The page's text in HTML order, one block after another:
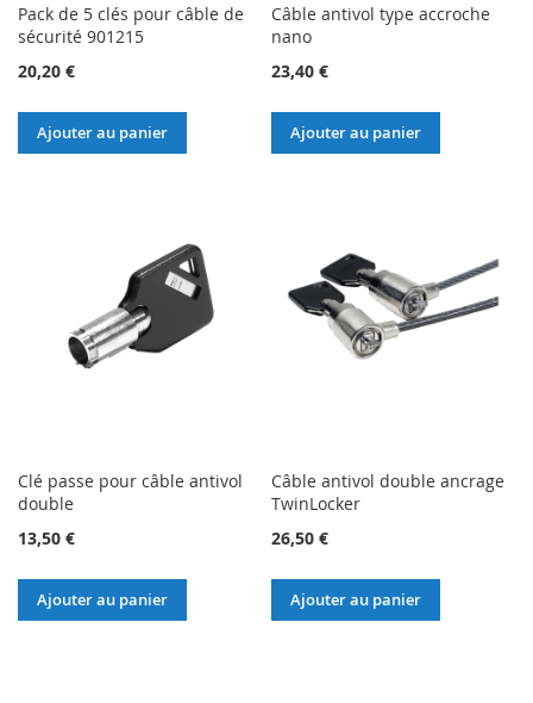
Pack de 5 clés pour câble de
sécurité 901215
20,20 €
Ajouter au panier
Câble antivol type accroche
nano
23,40 €
Ajouter au panier
Clé passe pour câble antivol
double
13,50 €
Ajouter au panier
Câble antivol double ancrage
TwinLocker
26,50 €
Ajouter au panier